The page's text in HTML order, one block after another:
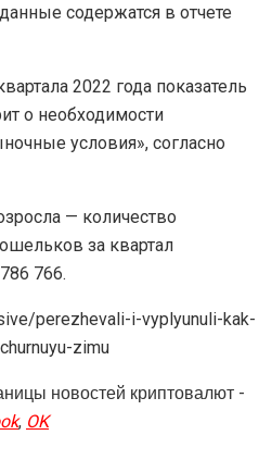
содержатся в отчете
2022 года показатель
о необходимости
условия», согласно
— количество
за квартал
766.
perezhevali-i-vyplyunuli-kak-
zimu
новостей криптовалют -
, OK